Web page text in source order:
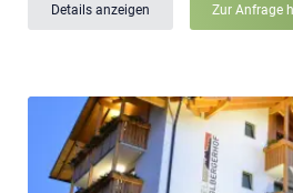
Details anzeigen Zur Anfrage